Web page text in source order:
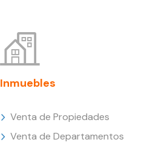
Inmuebles
Venta de Propiedades
Venta de Departamentos